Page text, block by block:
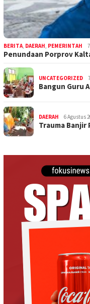
BERITA DAERAH PEMERINTAH
Penundaan Porprov
UNCATEGORIZED
Bangun Guru
DAERAH 6 Agustus
Trauma